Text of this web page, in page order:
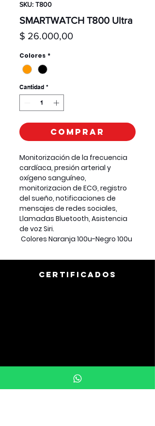
SKU: T800
SMARTWATCH T800 Ultra
$ 26.000,00Precio
Colores *
Cantidad *
Comprar
Monitorización de la frecuencia
cardíaca, presión arterial y
oxígeno sanguíneo,
monitorizacion de ECG, registro
del sueño, notificaciones de
mensajes de redes sociales,
Llamadas Bluetooth, Asistencia
de voz Siri.
Colores Naranja 100u-Negro 100u
CERTIFICADOS